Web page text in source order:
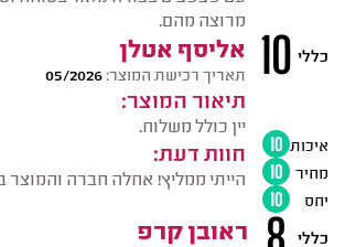
מרוצה מהם.
אליסף אטלן
תאריך רכישת המוצר:05/2026
תיאור המוצר:
יין כולל משלוח.
חוות דעת:
הייתי ממליץ! אחלה חברה והמוצר
10 כללי
איכות 10
מחיר
10
יחס
10
ראובן קרפ כללי